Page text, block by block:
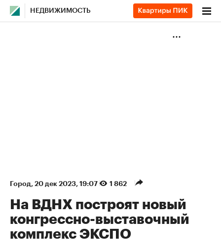
НЕДВИЖИМОСТЬ
Город⁠, 20 дек 2023, 19:07 1 862
На ВДНХ построят новый
конгрессно-выставочный
комплекс ЭКСПО